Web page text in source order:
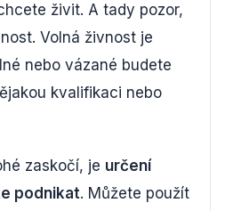
živit. A tady pozor,
Volná živnost je
nebo vázané budete
kvalifikaci nebo
zaskočí, je určení
podnikat. Můžete použít